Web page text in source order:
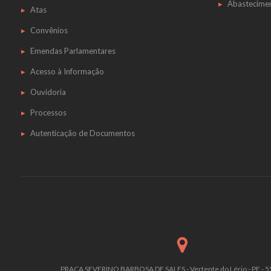
Atas
Convênios
Emendas Parlamentares
Acesso à Informação
Ouvidoria
Processos
Autenticação de Documentos
PRACA SEVERINO BARBOSA DE SALES - Vertente do Lério - PE -